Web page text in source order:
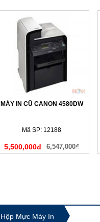
MÁY IN CŨ CANON 4580DW
Mã SP: 12188
5,500,000đ 6,547,000₫
Hộp Mực Máy In